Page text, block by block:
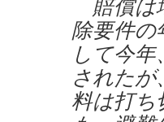
賠償は
除要件の
して今
された
料は打ち